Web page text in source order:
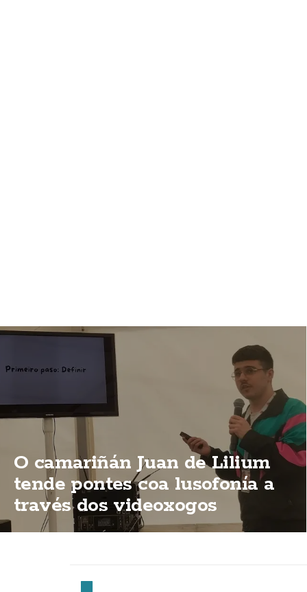
O camariñán Juan de Lilium
tende pontes coa lusofonía a
través dos videoxogos